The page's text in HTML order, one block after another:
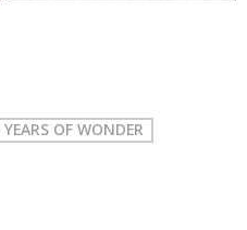
OF WONDER